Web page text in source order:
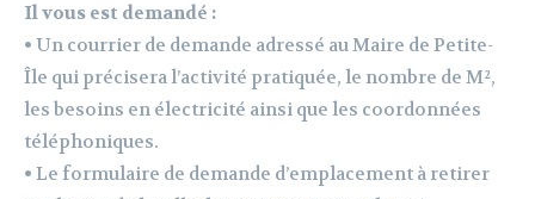
Il vous est demandé :
• Un courrier de demande adressé au Maire de Petite-
Île qui précisera l’activité pratiquée, le nombre de M²,
les besoins en électricité ainsi que les coordonnées
téléphoniques.
• Le formulaire de demande d’emplacement à retirer